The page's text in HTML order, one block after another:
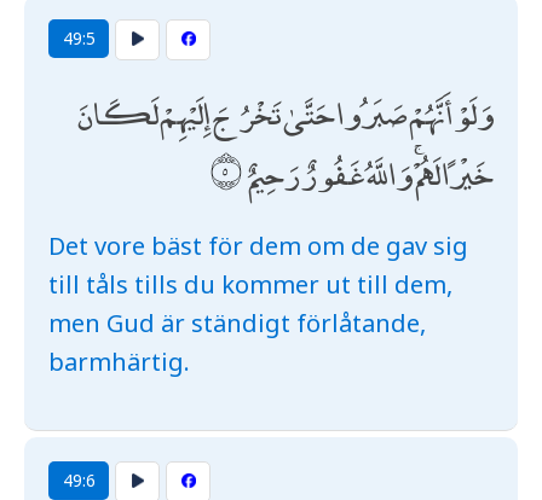
49:5
وَلَوْ أَنَّهُمْ صَبَرُوا حَتَّىٰ تَخْرُجَ إِلَيْهِمْ لَكَانَ
خَيْرًا لَهُمْ ۚ وَاللَّهُ غَفُورٌ رَحِيمٌ
Det vore bäst för dem om de gav sig
till tåls tills du kommer ut till dem,
men Gud är ständigt förlåtande,
barmhärtig.
49:6